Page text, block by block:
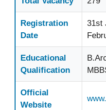
Registration
Date
31st
Educational
Qualification
Official
Website